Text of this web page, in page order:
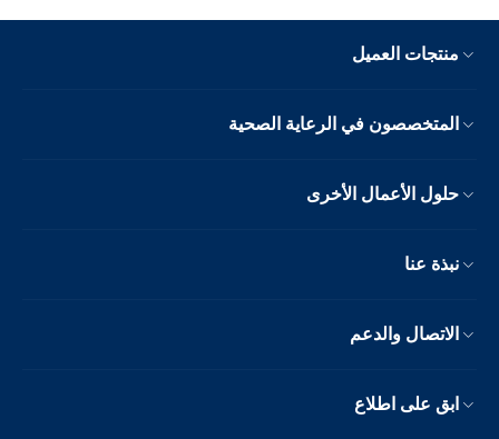
منتجات العميل
المتخصصون في الرعاية الصحية
حلول الأعمال الأخرى
نبذة عنا
الاتصال والدعم
ابق على اطلاع